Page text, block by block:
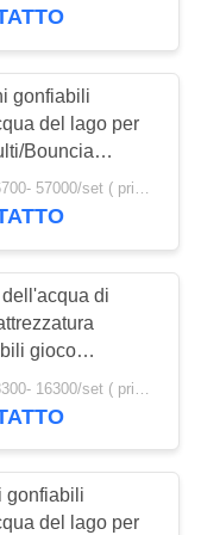
della tela cerata
gonfiabili
del lago per
Bouncia
il produttore
del parco
USD 46700- 57000/set ( price just for reference, detailed prices need to be confirmed) MOQ:1 set o parti di tutto il parco
dell'acqua di
gioco
per gli adulti
di TUV
gonfiabili
del lago per